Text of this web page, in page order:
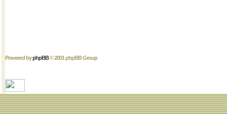
Powered byphpBB© 2001 phpBB Group